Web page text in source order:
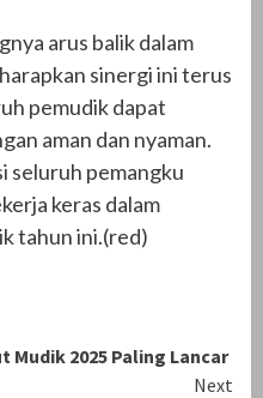
arus balik dalam
sinergi ini terus
pemudik dapat
aman dan nyaman.
seluruh pemangku
keras dalam
tahun ini.(red)
Mudik 2025 Paling Lancar
Next